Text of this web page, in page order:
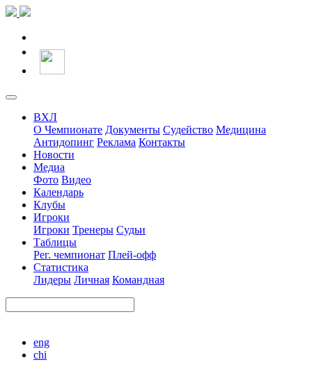
ВХЛ
О Чемпионате Документы Судейство Медицина
Антидопинг Реклама Контакты
Новости
Медиа
Фото Видео
Календарь
Клубы
Игроки
Игроки Тренеры Судьи
Таблицы
Рег. чемпионат Плей-офф
Статистика
Лидеры Личная Командная
eng
chi